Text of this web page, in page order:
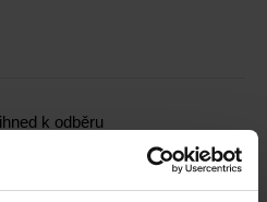
k odběru